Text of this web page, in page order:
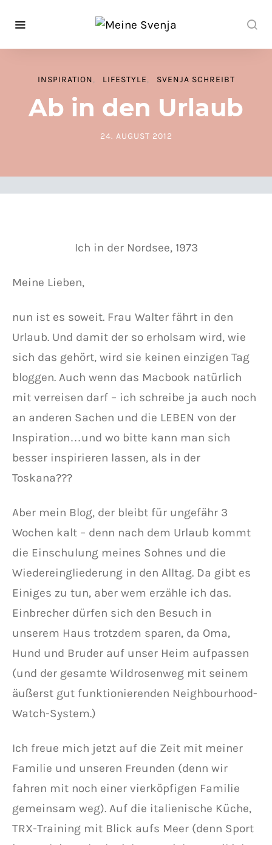
INSPIRATION LIFESTYLE SVENJA SCHREIBT
Ab in den Urlaub
POSTED ON
24. AUGUST 2012
Ich in der Nordsee, 1973
Meine Lieben,
nun ist es soweit. Frau Walter fährt in den
Urlaub. Und damit der so erholsam wird, wie
sich das gehört, wird sie keinen einzigen Tag
bloggen. Auch wenn das Macbook natürlich
mit verreisen darf – ich schreibe ja auch noch
an anderen Sachen und die LEBEN von der
Inspiration…und wo bitte kann man sich
besser inspirieren lassen, als in der
Toskana???
Aber mein Blog, der bleibt für ungefähr 3
Wochen kalt – denn nach dem Urlaub kommt
die Einschulung meines Sohnes und die
Wiedereingliederung in den Alltag. Da gibt es
Einiges zu tun, aber wem erzähle ich das.
Einbrecher dürfen sich den Besuch in
unserem Haus trotzdem sparen, da Oma,
Hund und Bruder auf unser Heim aufpassen
(und der gesamte Wildrosenweg mit seinem
äußerst gut funktionierenden Neighbourhood-
Watch-System.)
Ich freue mich jetzt auf die Zeit mit meiner
Familie und unseren Freunden (denn wir
fahren mit noch einer vierköpfigen Familie
gemeinsam weg). Auf die italienische Küche,
TRX-Training mit Blick aufs Meer (denn Sport